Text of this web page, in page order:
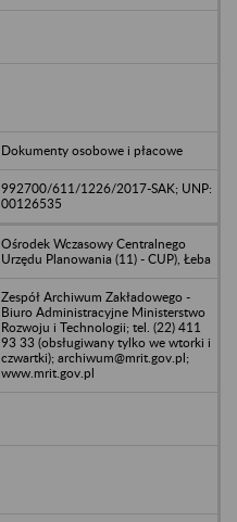
Dokumenty osobowe i płacowe
992700/611/1226/2017-SAK; UNP:
00126535
Ośrodek Wczasowy Centralnego
Urzędu Planowania (11) - CUP), Łeba
Zespół Archiwum Zakładowego -
Biuro Administracyjne Ministerstwo
Rozwoju i Technologii; tel. (22) 411
93 33 (obsługiwany tylko we wtorki i
czwartki); archiwum@mrit.gov.pl;
www.mrit.gov.pl